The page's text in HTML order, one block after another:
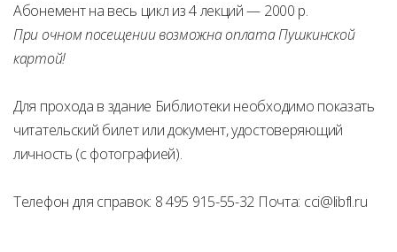
Абонемент на весь цикл из 4 лекций — 2000 р.
При очном посещении возможна оплата Пушкинской
картой!
Для прохода в здание Библиотеки необходимо показать
читательский билет или документ, удостоверяющий
личность (с фотографией).
Телефон для справок: 8 495 915-55-32 Почта: cci@libfl.ru